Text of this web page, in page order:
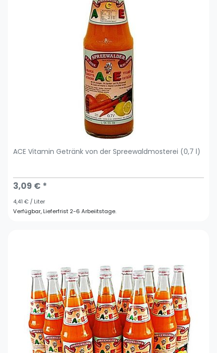
ACE Vitamin Getränk von der Spreewaldmosterei (0,7 l)
3,09 € *
4,41 € / Liter
Verfügbar, Lieferfrist 2-6 Arbeiitstage.